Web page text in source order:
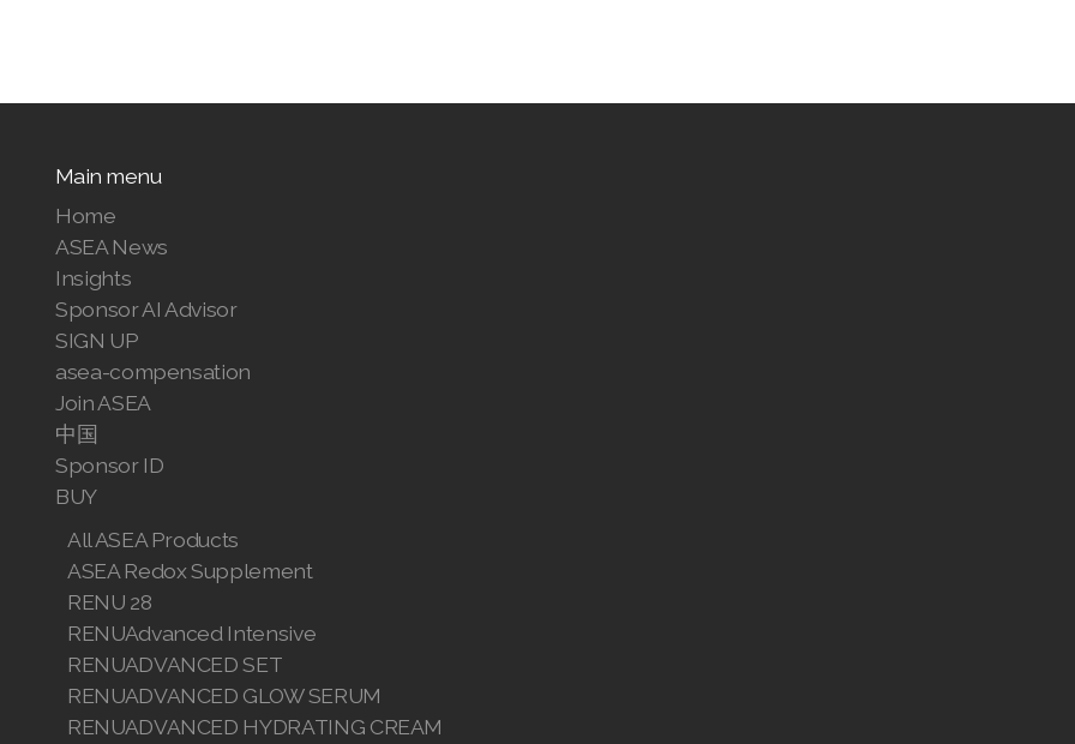
Main menu
Home
ASEA News
Insights
Sponsor AI Advisor
SIGN UP
asea-compensation
Join ASEA
中国
Sponsor ID
BUY
All ASEA Products
ASEA Redox Supplement
RENU 28
RENUAdvanced Intensive
RENUADVANCED SET
RENUADVANCED GLOW SERUM
RENUADVANCED HYDRATING CREAM